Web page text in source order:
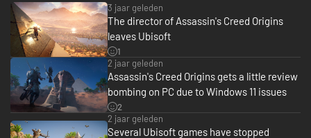
3 jaar geleden
The director of Assassin's Creed Origins
leaves Ubisoft
1
2 jaar geleden
Assassin's Creed Origins gets a little review
bombing on PC due to Windows 11 issues
2
2 jaar geleden
Several Ubisoft games have stopped